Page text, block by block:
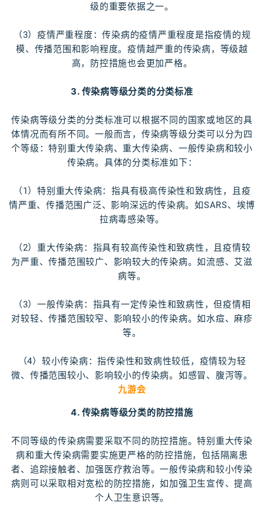
级的重要依据之一。
（3）疫情严重程度：传染病的疫情严重程度是指疫情的规
模、传播范围和影响程度。疫情越严重的传染病，等级越
高，防控措施也会更加严格。
3. 传染病等级分类的分类标准
传染病等级分类的分类标准可以根据不同的国家或地区的具
体情况而有所不同。一般而言，传染病等级分类可以分为四
个等级：特别重大传染病、重大传染病、一般传染病和较小
传染病。具体的分类标准如下：
（1）特别重大传染病：指具有极高传染性和致病性，且疫
情严重、传播范围广泛、影响深远的传染病。如SARS、埃博
拉病毒感染等。
（2）重大传染病：指具有较高传染性和致病性，且疫情较
为严重、传播范围较广、影响较大的传染病。如流感、艾滋
病等。
（3）一般传染病：指具有一定传染性和致病性，但疫情相
对较轻、传播范围较窄、影响较小的传染病。如水痘、麻疹
等。
（4）较小传染病：指传染性和致病性较低，疫情较为轻
微、传播范围较小、影响较小的传染病。如感冒、腹泻等。
九游会
4. 传染病等级分类的防控措施
不同等级的传染病需要采取不同的防控措施。特别重大传染
病和重大传染病需要实施更严格的防控措施，包括隔离患
者、追踪接触者、加强医疗救治等。一般传染病和较小传染
病则可以采取相对宽松的防控措施，如加强卫生宣传、提高
个人卫生意识等。